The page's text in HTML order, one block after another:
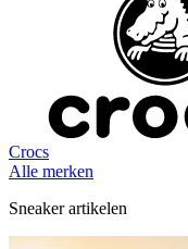
Crocs
Alle merken
Sneaker artikelen